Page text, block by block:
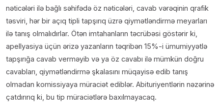
nəticələri ilə bağlı səhifədə öz nəticələri, cavab vərəqinin qrafik
təsviri, hər bir açıq tipli tapşırıq üzrə qiymətləndirmə meyarları
ilə tanış olmalıdırlar. Ötən imtahanların təcrübəsi göstərir ki,
apellyasiya üçün ərizə yazanların təqribən 15%-i ümumiyyətlə
tapşırığa cavab verməyib və ya öz cavabı ilə mümkün doğru
cavabları, qiymətləndirmə şkalasını müqayisə edib tanış
olmadan komissiyaya müraciət ediblər. Abituriyentlərin nəzərinə
çatdırırıq ki, bu tip müraciətlərə baxılmayacaq.